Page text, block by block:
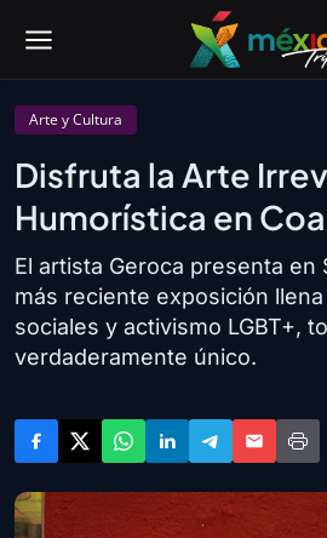
Arte y Cultura
Disfruta la Arte
Humorística en
El artista Geroca presenta en
más reciente exposición
sociales y activismo LGBT+,
verdaderamente único.